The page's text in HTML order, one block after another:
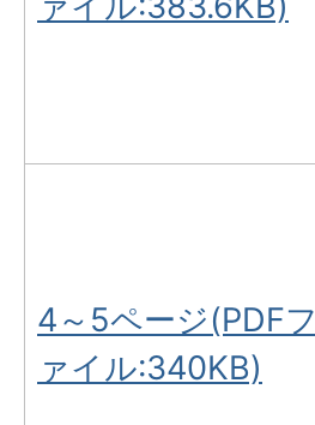
4～5ページ(PDFフ
ァイル:340KB)